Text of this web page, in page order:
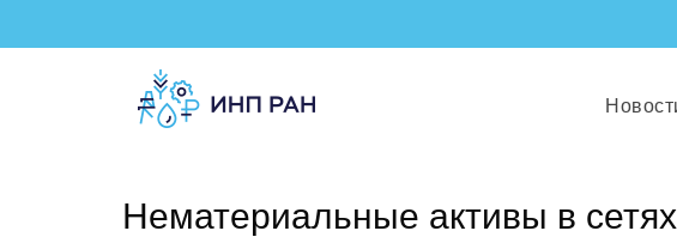
Нематериальные активы в